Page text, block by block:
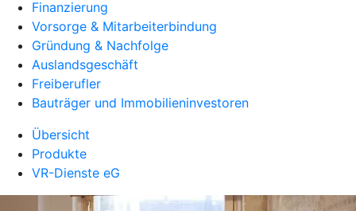
Finanzierung
Vorsorge & Mitarbeiterbindung
Gründung & Nachfolge
Auslandsgeschäft
Freiberufler
Bauträger und Immobilieninvestoren
Übersicht
Produkte
VR-Dienste eG